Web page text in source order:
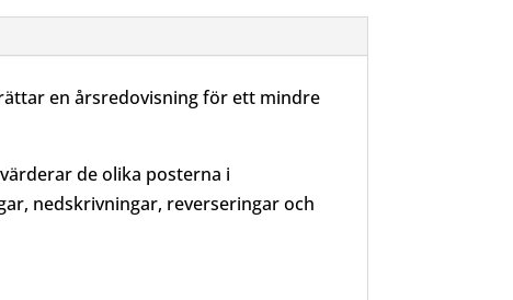
en årsredovisning för ett mindre
de olika posterna i
nedskrivningar, reverseringar och